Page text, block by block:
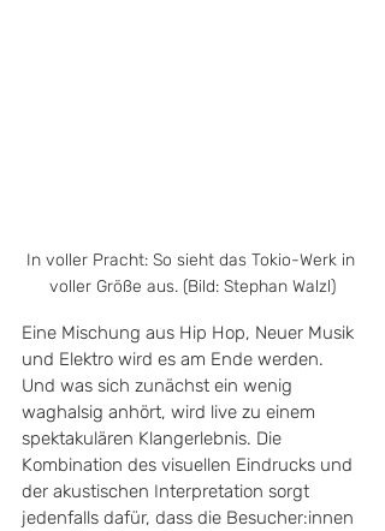
In voller Pracht: So sieht das Tokio-Werk in
voller Größe aus. (Bild: Stephan Walzl)
Eine Mischung aus Hip Hop, Neuer Musik
und Elektro wird es am Ende werden.
Und was sich zunächst ein wenig
waghalsig anhört, wird live zu einem
spektakulären Klangerlebnis. Die
Kombination des visuellen Eindrucks und
der akustischen Interpretation sorgt
jedenfalls dafür, dass die Besucher:innen